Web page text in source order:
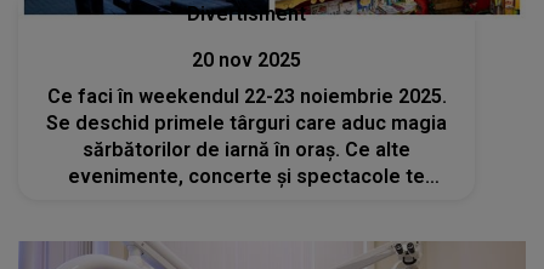
Divertisment
20 nov 2025
Ce faci în weekendul 22-23 noiembrie 2025.
Se deschid primele târguri care aduc magia
sărbătorilor de iarnă în oraș. Ce alte
evenimente, concerte și spectacole te